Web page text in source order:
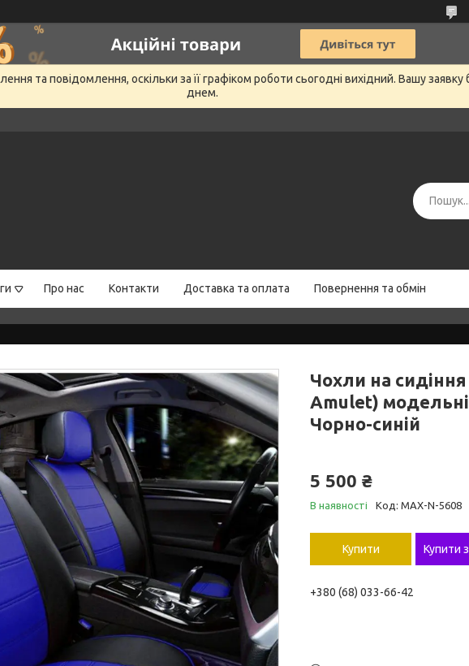
та повідомлення, оскільки за її графіком роботи сьогодні вихідний. Вашу
днем.
Про нас Контакти Доставка та оплата Повернення та обмін
Чохли на
Amulet)
Чорно-синій
5 500 ₴
В наявності Код: MAX-N-5608
Купити Купити з
+380 (68) 033-66-42